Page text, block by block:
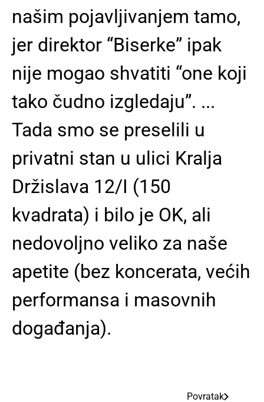
našim pojavljivanjem tamo,
jer direktor “Biserke” ipak
nije mogao shvatiti “one koji
tako čudno izgledaju”. ...
Tada smo se preselili u
privatni stan u ulici Kralja
Držislava 12/I (150
kvadrata) i bilo je OK, ali
nedovoljno veliko za naše
apetite (bez koncerata, većih
performansa i masovnih
događanja).
Povratak